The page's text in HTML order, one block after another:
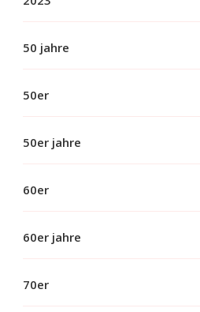
50 jahre
50er
50er jahre
60er
60er jahre
70er